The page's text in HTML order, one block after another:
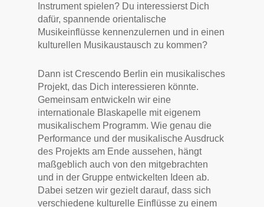
Instrument spielen? Du interessierst Dich
dafür, spannende orientalische
Musikeinflüsse kennenzulernen und in einen
kulturellen Musikaustausch zu kommen?
Dann ist Crescendo Berlin ein musikalisches
Projekt, das Dich interessieren könnte.
Gemeinsam entwickeln wir eine
internationale Blaskapelle mit eigenem
musikalischem Programm. Wie genau die
Performance und der musikalische Ausdruck
des Projekts am Ende aussehen, hängt
maßgeblich auch von den mitgebrachten
und in der Gruppe entwickelten Ideen ab.
Dabei setzen wir gezielt darauf, dass sich
verschiedene kulturelle Einflüsse zu einem